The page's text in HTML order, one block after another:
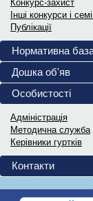
Конкурс-захист
Інші конкурси і
Публікації
Нормативна
Дошка об'яв
Особистості
Адміністрація
Методична служба
Керівники гуртків
Контакти